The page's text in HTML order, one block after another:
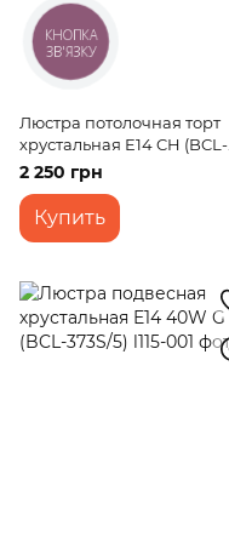
Люстра потолочная торт
хрустальная E14 CH (BCL-
457C/3)
2 250 грн
Купить
КНОПКА
ЗВ'ЯЗКУ